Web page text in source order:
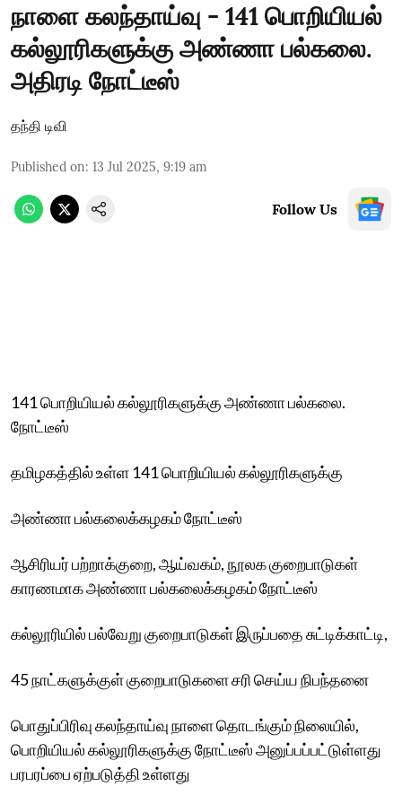
நாளை கலந்தாய்வு - 141 பொறியியல்
கல்லூரிகளுக்கு அண்ணா பல்கலை.
அதிரடி நோட்டீஸ்
தந்தி டிவி
Published on: 13 Jul 2025, 9:19 am
Follow Us
141 பொறியியல் கல்லூரிகளுக்கு அண்ணா பல்கலை.
நோட்டீஸ்
தமிழகத்தில் உள்ள 141 பொறியியல் கல்லூரிகளுக்கு
அண்ணா பல்கலைக்கழகம் நோட்டீஸ்
ஆசிரியர் பற்றாக்குறை, ஆய்வகம், நூலக குறைபாடுகள்
காரணமாக அண்ணா பல்கலைக்கழகம் நோட்டீஸ்
கல்லூரியில் பல்வேறு குறைபாடுகள் இருப்பதை சுட்டிக்காட்டி,
45 நாட்களுக்குள் குறைபாடுகளை சரி செய்ய நிபந்தனை
பொதுப்பிரிவு கலந்தாய்வு நாளை தொடங்கும் நிலையில்,
பொறியியல் கல்லூரிகளுக்கு நோட்டீஸ் அனுப்பப்பட்டுள்ளது
பரபரப்பை ஏற்படுத்தி உள்ளது